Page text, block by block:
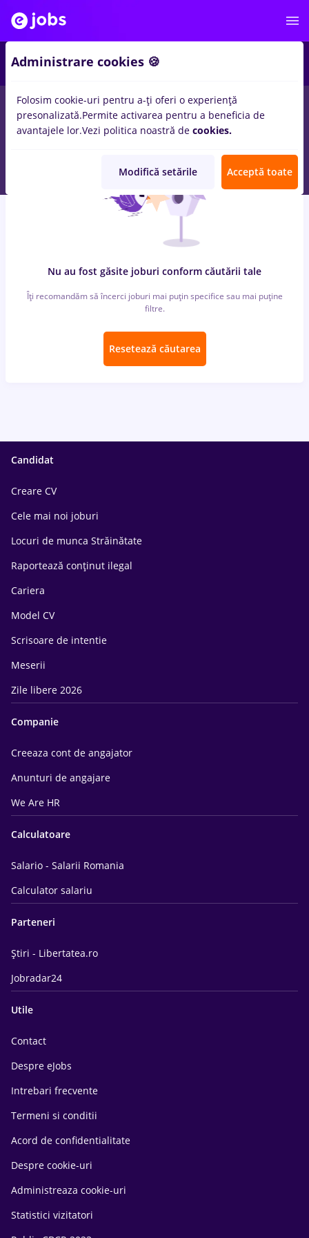
locuri de muncasourcing, Part time inTimisoara
Student, Fara experientainBanci, Medicina / Sanatate
Nu au fost găsite joburi conform căutării tale
Îți recomandăm să încerci joburi mai puțin specifice sau mai puține
filtre.
Resetează căutarea
Candidat
Creare CV
Cele mai noi joburi
Locuri de munca Străinătate
Raportează conținut ilegal
Cariera
Model CV
Scrisoare de intentie
Meserii
Zile libere 2026
Companie
Creeaza cont de angajator
Anunturi de angajare
We Are HR
Calculatoare
Salario - Salarii Romania
Calculator salariu
Parteneri
Știri - Libertatea.ro
Jobradar24
Utile
Contact
Despre eJobs
Intrebari frecvente
Termeni si conditii
Acord de confidentialitate
Despre cookie-uri
Administreaza cookie-uri
Statistici vizitatori
Administrare cookies 🍪
Folosim cookie-uri pentru a-ți oferi o experiență
presonalizată.Permite activarea pentru a beneficia de
avantajele lor.Vezi politica noastră de cookies.
Modifică setările Acceptă toate